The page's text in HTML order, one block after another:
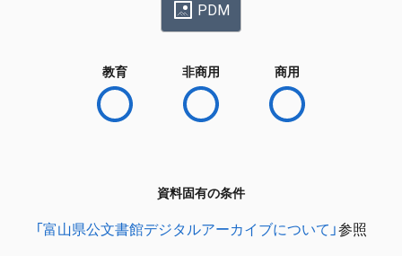
PDM
教育 非商用 商用
資料固有の条件
「富山県公文書館デジタルアーカイブについて」参照